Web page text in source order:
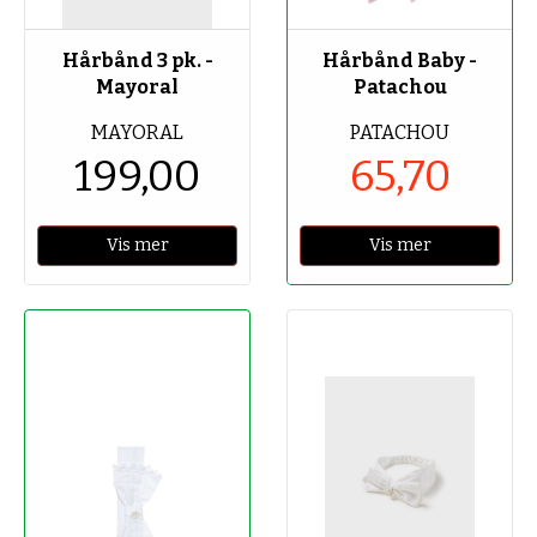
Hårbånd 3 pk. -
Mayoral
MAYORAL
199,00
Vis mer
Hårbånd Baby -
Patachou
PATACHOU
65,70
Vis mer